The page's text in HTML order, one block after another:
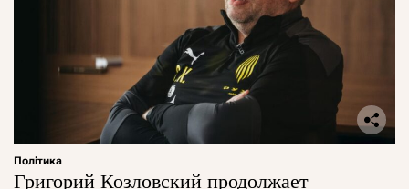
Політика
Григорий Козловский продолжает